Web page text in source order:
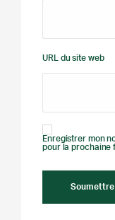
URL du site web
Enregistrer mon
pour la prochaine